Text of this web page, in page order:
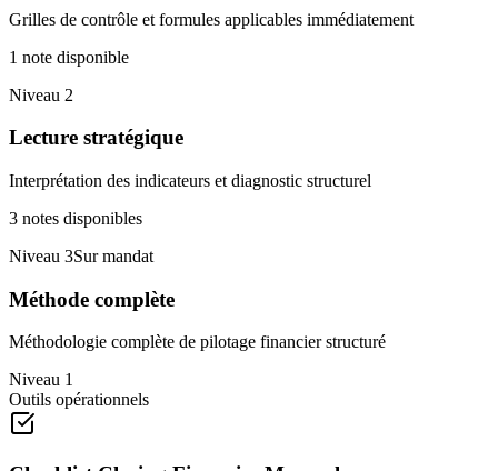
Grilles de contrôle et formules applicables immédiatement
1 note disponible
Niveau 2
Lecture stratégique
Interprétation des indicateurs et diagnostic structurel
3 notes disponibles
Niveau 3Sur mandat
Méthode complète
Méthodologie complète de pilotage financier structuré
Niveau 1
Outils opérationnels